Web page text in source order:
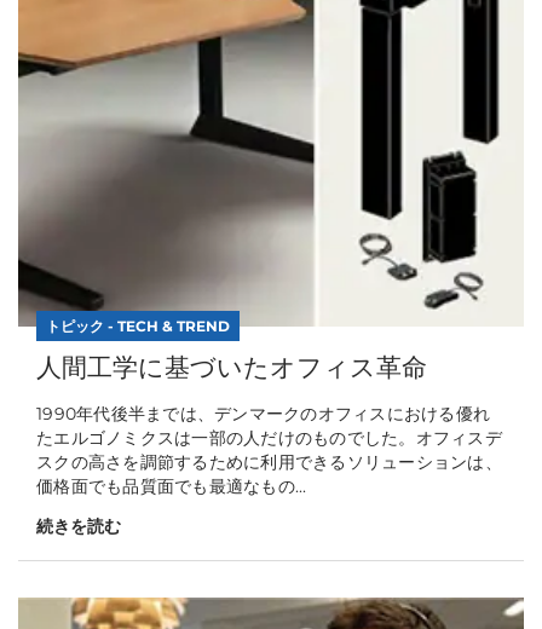
トピック - TECH & TREND
人間工学に基づいたオフィス革命
1990年代後半までは、デンマークのオフィスにおける優れ
たエルゴノミクスは一部の人だけのものでした。オフィスデ
スクの高さを調節するために利用できるソリューションは、
価格面でも品質面でも最適なもの...
続きを読む